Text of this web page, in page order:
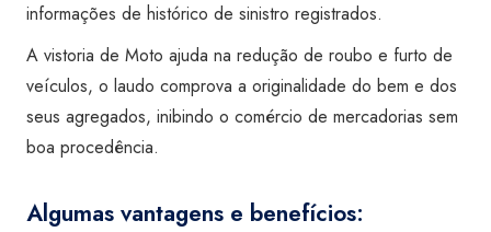
informações de histórico de sinistro registrados.
A vistoria de Moto ajuda na redução de roubo e furto de
veículos, o laudo comprova a originalidade do bem e dos
seus agregados, inibindo o comércio de mercadorias sem
boa procedência.
Algumas vantagens e benefícios: